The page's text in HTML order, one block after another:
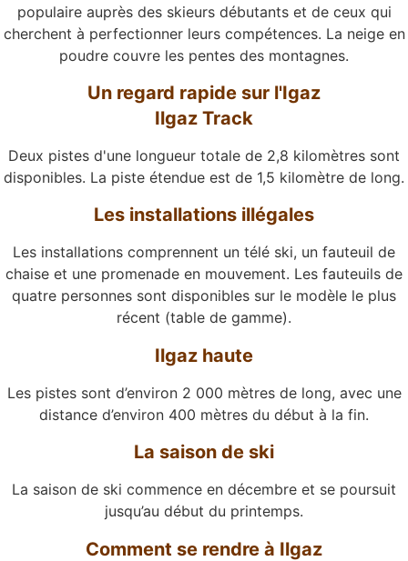
populaire auprès des skieurs débutants et de ceux qui
cherchent à perfectionner leurs compétences. La neige en
poudre couvre les pentes des montagnes.
Un regard rapide sur l'Igaz
Ilgaz Track
Deux pistes d'une longueur totale de 2,8 kilomètres sont
disponibles. La piste étendue est de 1,5 kilomètre de long.
Les installations illégales
Les installations comprennent un télé ski, un fauteuil de
chaise et une promenade en mouvement. Les fauteuils de
quatre personnes sont disponibles sur le modèle le plus
récent (table de gamme).
Ilgaz haute
Les pistes sont d’environ 2 000 mètres de long, avec une
distance d’environ 400 mètres du début à la fin.
La saison de ski
La saison de ski commence en décembre et se poursuit
jusqu’au début du printemps.
Comment se rendre à Ilgaz